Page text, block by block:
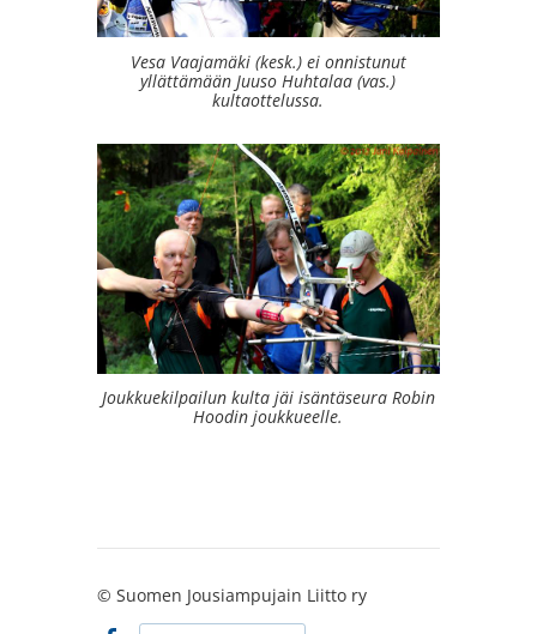
Vesa Vaajamäki (kesk.) ei onnistunut
yllättämään Juuso Huhtalaa (vas.)
kultaottelussa.
Joukkuekilpailun kulta jäi isäntäseura Robin
Hoodin joukkueelle.
© Suomen Jousiampujain Liitto ry